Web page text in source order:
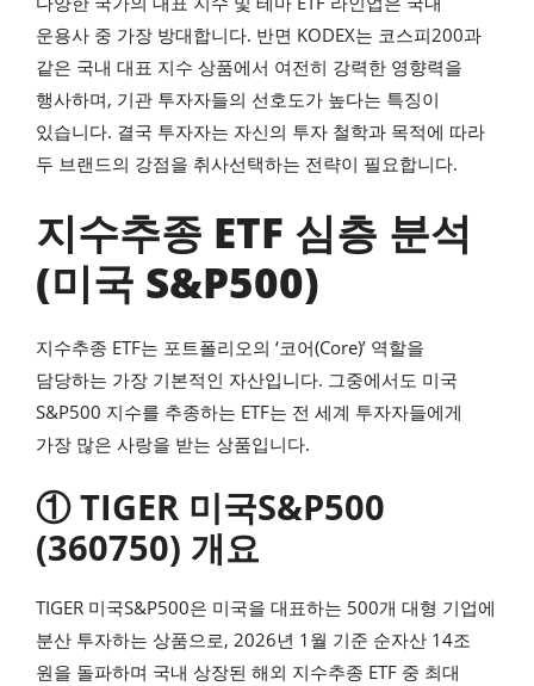
운용사 중 가장 방대합니다. 반면 KODEX는 코스피200과
같은 국내 대표 지수 상품에서 여전히 강력한 영향력을
행사하며, 기관 투자자들의 선호도가 높다는 특징이
있습니다. 결국 투자자는 자신의 투자 철학과 목적에 따라
두 브랜드의 강점을 취사선택하는 전략이 필요합니다.
지수추종 ETF 심층 분석
(미국 S&P500)
지수추종 ETF는 포트폴리오의 ‘코어(Core)’ 역할을
담당하는 가장 기본적인 자산입니다. 그중에서도 미국
S&P500 지수를 추종하는 ETF는 전 세계 투자자들에게
가장 많은 사랑을 받는 상품입니다.
① TIGER 미국S&P500
(360750) 개요
TIGER 미국S&P500은 미국을 대표하는 500개 대형 기업에
분산 투자하는 상품으로, 2026년 1월 기준 순자산 14조
원을 돌파하며 국내 상장된 해외 지수추종 ETF 중 최대